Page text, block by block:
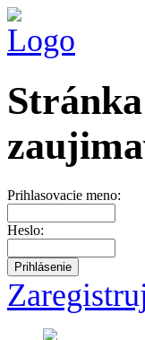
Prihlasovacie meno:
Heslo: